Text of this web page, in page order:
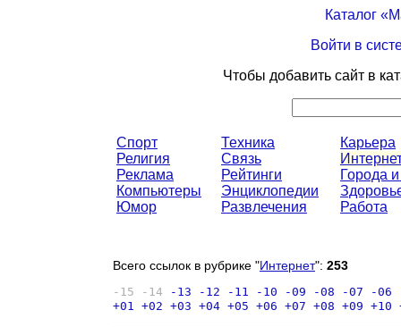
Каталог
Войти в
Чтобы добавить сайт в
Спорт
Религия
Реклама
Компьютеры
Юмор
Техника
Связь
Рейтинги
Энциклопедии
Развлечения
Карьера
Города
Работа
Всего ссылок в рубрике "Интернет": 253
-15 -14 -13 -12 -11 -10 -09 -08 -07 -06
+01 +02 +03 +04 +05 +06 +07 +08 +09 +10